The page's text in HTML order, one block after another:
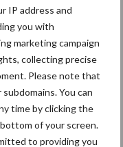
IP address and
you with
marketing campaign
collecting precise
Please note that
You can
time by clicking the
of your screen.
to providing you
nieuws